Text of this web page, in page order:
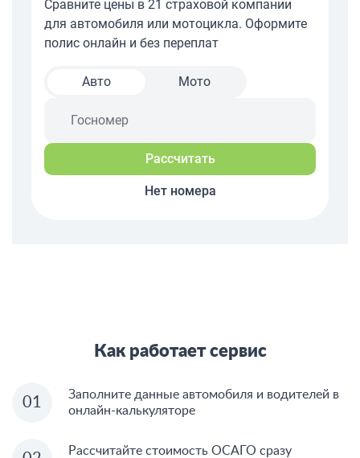
Ингосстрах
Ренессанс Страхование
Согласие
Как работает сервис
Заполните данные автомобиля и водителей в
онлайн-калькуляторе
Рассчитайте стоимость ОСАГО сразу